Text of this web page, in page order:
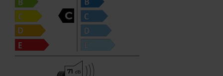
C
71